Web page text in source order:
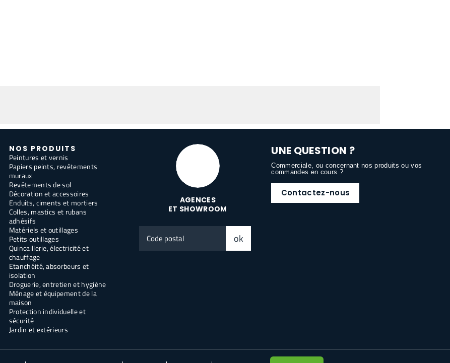
NOS PRODUITS
Peintures et vernis
Papiers peints, revêtements
muraux
Revêtements de sol
Décoration et accessoires
Enduits, ciments et mortiers
Colles, mastics et rubans
adhésifs
Matériels et outillages
Petits outillages
Quincaillerie, électricité et
chauffage
Etanchéité, absorbeurs et
isolation
Droguerie, entretien et hygiène
Ménage et équipement de la
maison
Protection individuelle et
sécurité
Jardin et extérieurs
AGENCES
ET SHOWROOM
postal
ok
UNE QUESTION ?
Commerciale, ou concernant nos produits ou vos
commandes en cours ?
Contactez-nous